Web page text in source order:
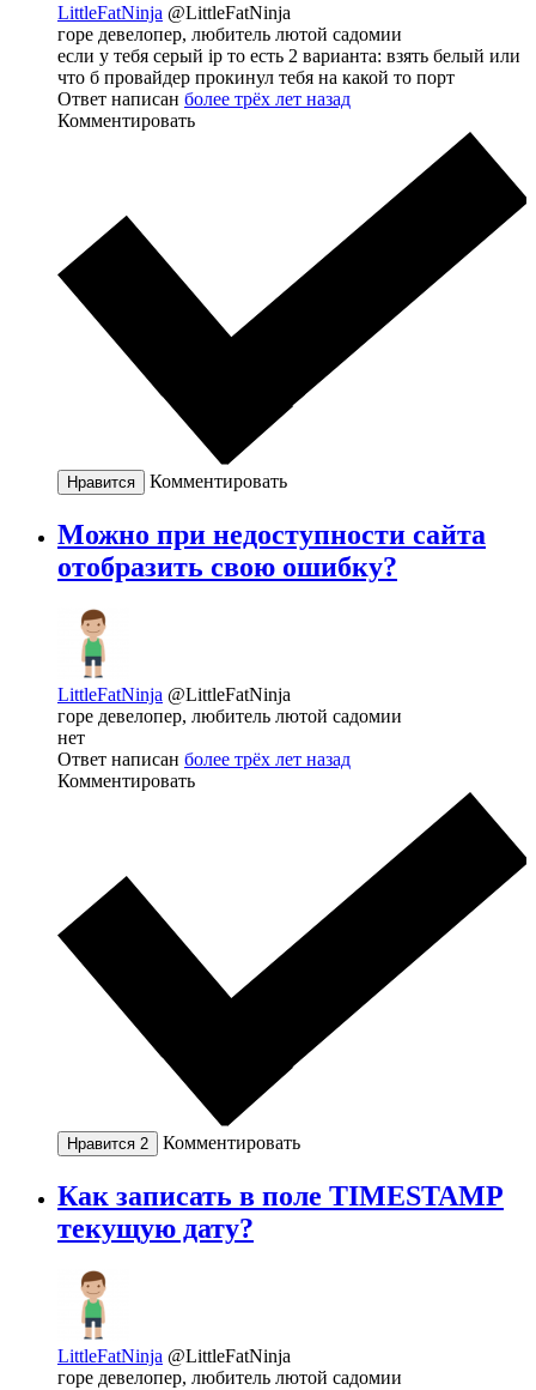
LittleFatNinja @LittleFatNinja
горе девелопер, любитель лютой садомии
если у тебя серый ip то есть 2 варианта: взять белый или
что б провайдер прокинул тебя на какой то порт
Ответ написан более трёх лет назад
Комментировать
Нравится Комментировать
Можно при недоступности сайта
отобразить свою ошибку?
LittleFatNinja @LittleFatNinja
горе девелопер, любитель лютой садомии
нет
Ответ написан более трёх лет назад
Комментировать
Нравится 2 Комментировать
Как записать в поле TIMESTAMP
текущую дату?
LittleFatNinja @LittleFatNinja
горе девелопер, любитель лютой садомии